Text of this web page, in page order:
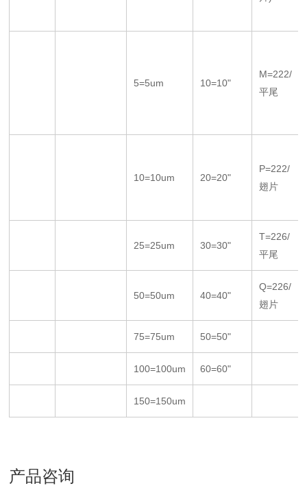
5=5um 10=10"
M=222/
平尾
10=10um 20=20"
P=222/
翅片
25=25um 30=30"
T=226/
平尾
50=50um 40=40"
Q=226/
翅片
75=75um 50=50"
100=100um 60=60"
150=150um
产品咨询